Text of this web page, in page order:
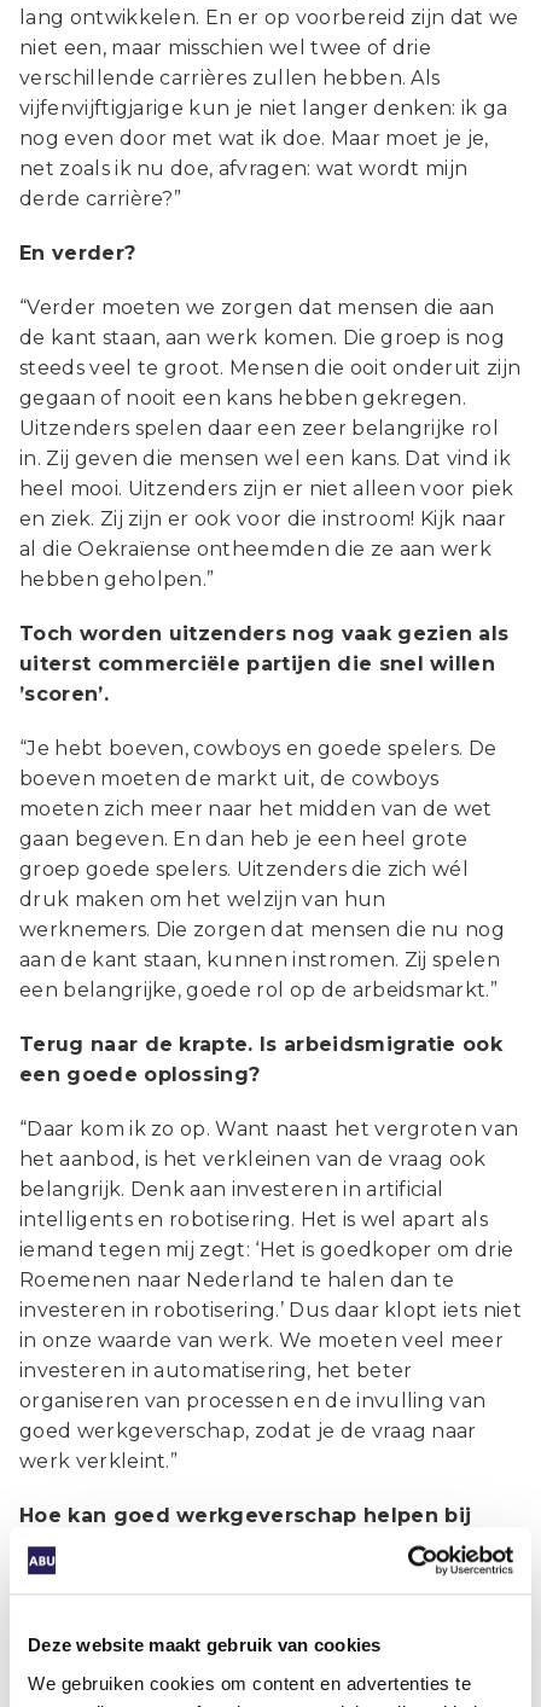
Deze website maakt gebruik van cookies
We gebruiken cookies om content en advertenties te
lang ontwikkelen. En er op voorbereid zijn dat we
niet een, maar misschien wel twee of drie
verschillende carrières zullen hebben. Als
vijfenvijftigjarige kun je niet langer denken: ik ga
nog even door met wat ik doe. Maar moet je je,
net zoals ik nu doe, afvragen: wat wordt mijn
derde carrière?”
En verder?
“Verder moeten we zorgen dat mensen die aan
de kant staan, aan werk komen. Die groep is nog
steeds veel te groot. Mensen die ooit onderuit zijn
gegaan of nooit een kans hebben gekregen.
Uitzenders spelen daar een zeer belangrijke rol
in. Zij geven die mensen wel een kans. Dat vind ik
heel mooi. Uitzenders zijn er niet alleen voor piek
en ziek. Zij zijn er ook voor die instroom! Kijk naar
al die Oekraïense ontheemden die ze aan werk
hebben geholpen.”
Toch worden uitzenders nog vaak gezien als
uiterst commerciële partijen die snel willen
’scoren’.
“Je hebt boeven, cowboys en goede spelers. De
boeven moeten de markt uit, de cowboys
moeten zich meer naar het midden van de wet
gaan begeven. En dan heb je een heel grote
groep goede spelers. Uitzenders die zich wél
druk maken om het welzijn van hun
werknemers. Die zorgen dat mensen die nu nog
aan de kant staan, kunnen instromen. Zij spelen
een belangrijke, goede rol op de arbeidsmarkt.”
Terug naar de krapte. Is arbeidsmigratie ook
een goede oplossing?
“Daar kom ik zo op. Want naast het vergroten van
het aanbod, is het verkleinen van de vraag ook
belangrijk. Denk aan investeren in artificial
intelligents en robotisering. Het is wel apart als
iemand tegen mij zegt: ‘Het is goedkoper om drie
Roemenen naar Nederland te halen dan te
investeren in robotisering.’ Dus daar klopt iets niet
in onze waarde van werk. We moeten veel meer
investeren in automatisering, het beter
organiseren van processen en de invulling van
goed werkgeverschap, zodat je de vraag naar
werk verkleint.”
Hoe kan goed werkgeverschap helpen bij
krapte?
“Als je processen beter organiseert, kun je
bieden. Uit onderzoek blijkt dat als
thuiszorgmedewerkers zelf hun routes en tijden